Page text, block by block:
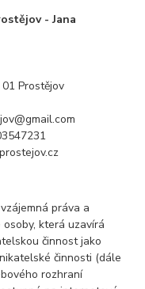
- Jana
01 Prostějov
práva a
která uzavírá
činnost jako
činnosti (dále
rozhraní